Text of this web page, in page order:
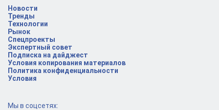
Новости
Тренды
Технологии
Рынок
Спецпроекты
Экспертный совет
Подписка на дайджест
Условия копирования материалов
Политика конфиденциальности
Условия
Мы в соцсетях: